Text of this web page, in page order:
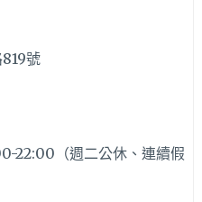
號
22:00（週二公休、連續假